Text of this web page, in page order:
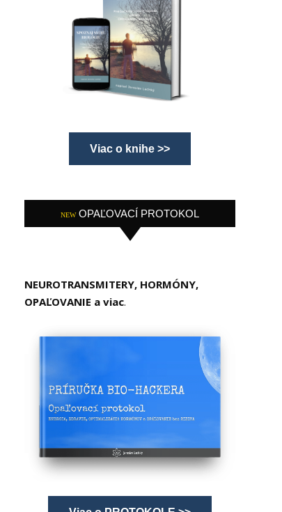
Viac o knihe >>
NEW OPAĽOVACÍ PROTOKOL
NEUROTRANSMITERY, HORMÓNY,
OPAĽOVANIE a viac.